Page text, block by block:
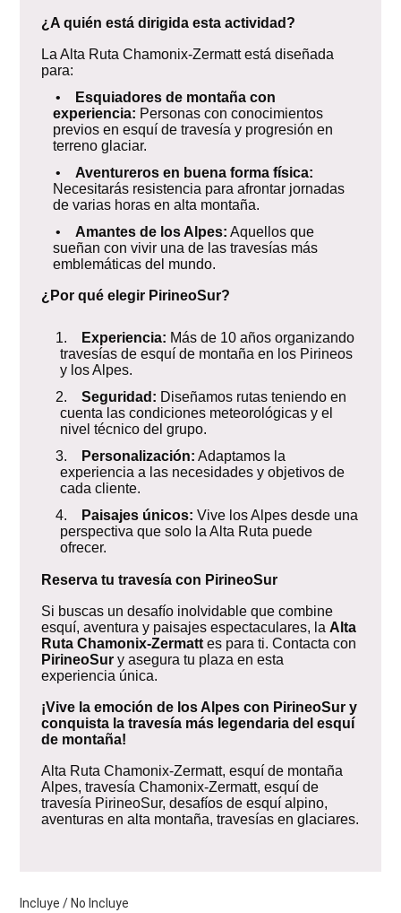
¿A quién está dirigida esta actividad?
La Alta Ruta Chamonix-Zermatt está diseñada
para:
•
Esquiadores de montaña con
experiencia: Personas con conocimientos
previos en esquí de travesía y progresión en
terreno glaciar.
• Aventureros en buena forma física:
Necesitarás resistencia para afrontar jornadas
de varias horas en alta montaña.
• Amantes de los Alpes: Aquellos que
sueñan con vivir una de las travesías más
emblemáticas del mundo.
¿Por qué elegir PirineoSur?
1. Experiencia: Más de 10 años organizando
travesías de esquí de montaña en los Pirineos
y los Alpes.
2. Seguridad: Diseñamos rutas teniendo en
cuenta las condiciones meteorológicas y el
nivel técnico del grupo.
3.
Personalización: Adaptamos la
experiencia a las necesidades y objetivos de
cada cliente.
4.
Paisajes únicos: Vive los Alpes desde una
perspectiva que solo la Alta Ruta puede
ofrecer.
Reserva tu travesía con PirineoSur
Si buscas un desafío inolvidable que combine
esquí, aventura y paisajes espectaculares, la Alta
Ruta Chamonix-Zermattes para ti. Contacta con
PirineoSury asegura tu plaza en esta
experiencia única.
¡Vive la emoción de los Alpes con PirineoSur y
conquista la travesía más legendaria del esquí
de montaña!
Alta Ruta Chamonix-Zermatt, esquí de montaña
Alpes, travesía Chamonix-Zermatt, esquí de
travesía PirineoSur, desafíos de esquí alpino,
aventuras en alta montaña, travesías en glaciares.
Incluye / No Incluye